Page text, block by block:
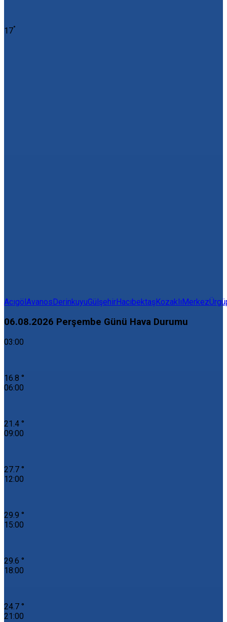
17°
AcıgölAvanosDerinkuyuGülşehirHacıbektaşKozaklıMerkez
06.08.2026 Perşembe Günü Hava Durumu
03:00
16.8 °
06:00
21.4 °
09:00
27.7 °
12:00
29.9 °
15:00
29.6 °
18:00
24.7 °
21:00